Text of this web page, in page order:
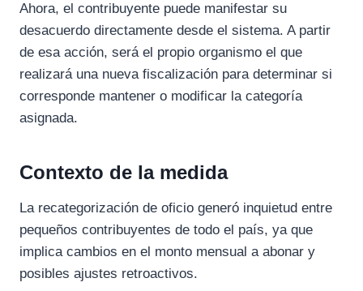
Ahora, el contribuyente puede manifestar su
desacuerdo directamente desde el sistema. A partir
de esa acción, será el propio organismo el que
realizará una nueva fiscalización para determinar si
corresponde mantener o modificar la categoría
asignada.
Contexto de la medida
La recategorización de oficio generó inquietud entre
pequeños contribuyentes de todo el país, ya que
implica cambios en el monto mensual a abonar y
posibles ajustes retroactivos.